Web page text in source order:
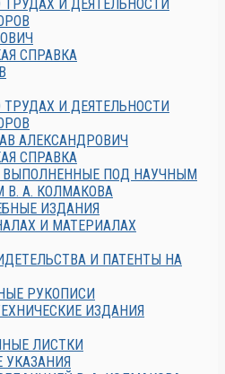
И ДЕЯТЕЛЬНОСТИ
СПРАВКА
И ДЕЯТЕЛЬНОСТИ
АЛЕКСАНДРОВИЧ
СПРАВКА
ВЫПОЛНЕННЫЕ ПОД НАУЧНЫМ
В. А. КОЛМАКОВА
ИЗДАНИЯ
И МАТЕРИАЛАХ
И ПАТЕНТЫ НА
РУКОПИСИ
ИЗДАНИЯ
ЛИСТКИ
УКАЗАНИЯ